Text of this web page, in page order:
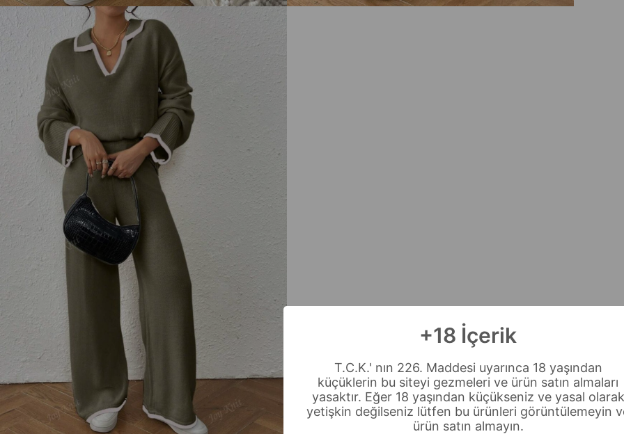
+18 İçerik
T.C.K.' nın 226. Maddesi uyarınca 18 yaşından
küçüklerin bu siteyi gezmeleri ve ürün satın almaları
yasaktır. Eğer 18 yaşından küçükseniz ve yasal olarak
yetişkin değilseniz lütfen bu ürünleri görüntülemeyin
ürün satın almayın.